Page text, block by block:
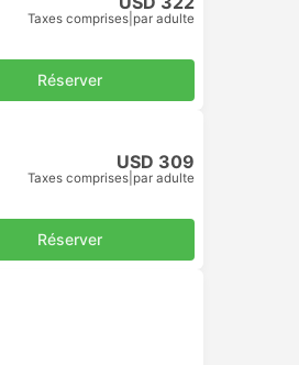
Taxes comprises par adulte
Réserver
USD 309
Taxes comprises par adulte
Réserver